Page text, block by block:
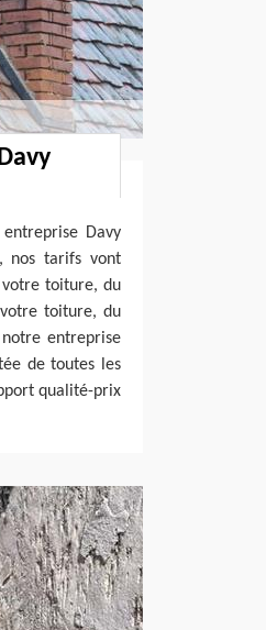
Davy
nos tarifs vont
toiture, du
toiture, du
entreprise
de toutes les
qualité-prix